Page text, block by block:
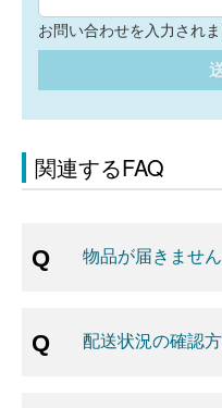
お問い合わせを入力され
関連するFAQ
物品が届きません
配送状況の確認